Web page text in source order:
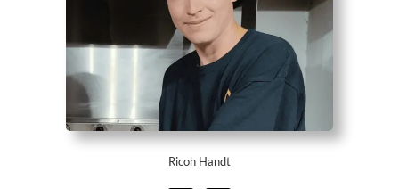
Ricoh Handt